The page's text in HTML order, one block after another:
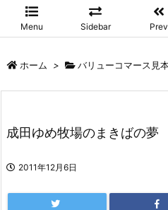
Menu Sidebar Prev
ホーム > バリューコマース見
成田ゆめ牧場のまきばの夢
2011年12月6日